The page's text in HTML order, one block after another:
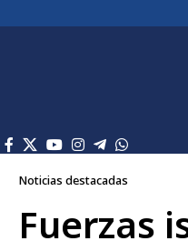
Noticias destacadas
Fuerzas